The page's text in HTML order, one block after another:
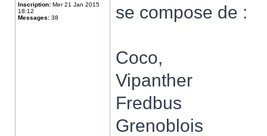
Inscription: Mer 21 Jan 2015
18:12
Messages: 38
se compose de :
Coco,
Vipanther
Fredbus
Grenoblois